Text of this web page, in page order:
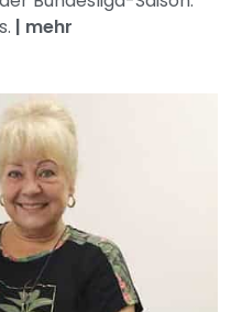
| mehr